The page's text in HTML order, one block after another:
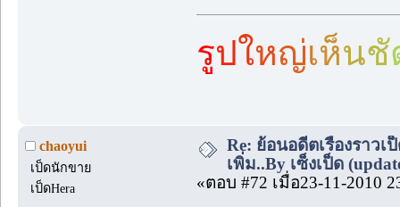
รปใหญเหนช
chaoyui
เป็ดนักขาย
เป็ดHera
Re: ย้อนอดีตเรื่องราวเ
เพิ่ม..By เซ็งเป็ด
«ตอบ #72 เมื่อ23-11-2010